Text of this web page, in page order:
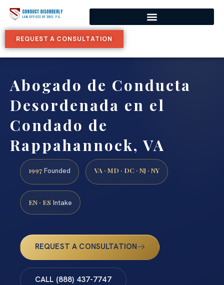
REQUEST A CONSULTATION
Abogado de Conducta
Desordenada en el
Condado de
Rappahannock, VA
1997 Founded VA · MD · DC · NJ · NY
EN · ES Intake
REQUEST A CONSULTATION
CALL (888) 437-7747